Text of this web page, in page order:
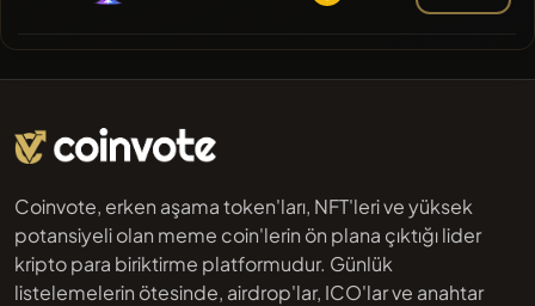
Coinvote, erken aşama token'ları, NFT'leri ve yüksek
potansiyeli olan meme coin'lerin ön plana çıktığı lider
kripto para biriktirme platformudur. Günlük
listelemelerin ötesinde, airdrop'lar, ICO'lar ve anahtar